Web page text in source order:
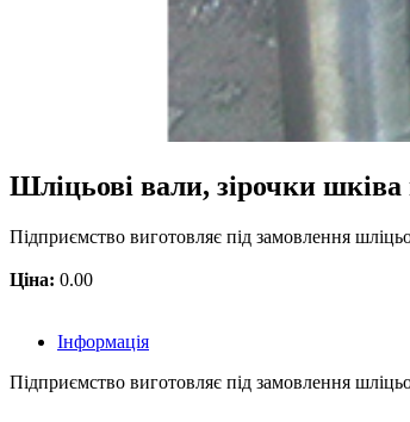
Шліцьові вали, зірочки
Підприємство виготовляє під замовлення
Ціна: 0.00
Інформація
Підприємство виготовляє під замовлення